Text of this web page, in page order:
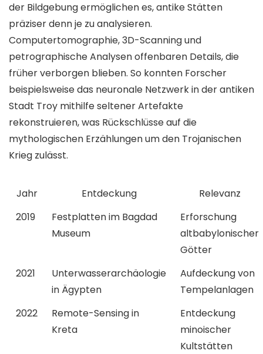
der Bildgebung ermöglichen es, antike Stätten
präziser denn je zu analysieren.
Computertomographie, 3D-Scanning und
petrographische Analysen offenbaren Details, die
früher verborgen blieben. So konnten Forscher
beispielsweise das neuronale Netzwerk in der antiken
Stadt Troy mithilfe seltener Artefakte
rekonstruieren, was Rückschlüsse auf die
mythologischen Erzählungen um den Trojanischen
Krieg zulässt.
Jahr Entdeckung
Relevanz
2019
Festplatten im Bagdad
Museum
Erforschung
altbabylonischer
Götter
2021
Unterwasserarchäologie
in Ägypten
Aufdeckung von
Tempelanlagen
2022
Remote-Sensing in
Kreta
Entdeckung
minoischer
Kultstätten